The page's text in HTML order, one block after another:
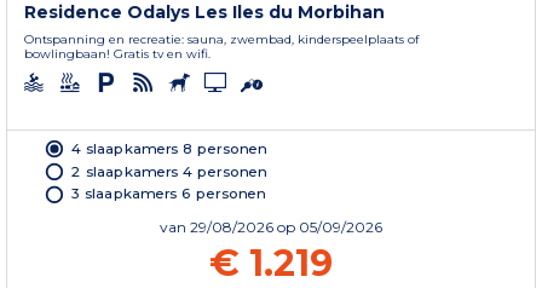
Residence Odalys Les Iles du Morbihan
Ontspanning en recreatie: sauna, zwembad, kinderspeelplaats of
bowlingbaan! Gratis tv en wifi.
4 slaapkamers 8 personen
2 slaapkamers 4 personen
3 slaapkamers 6 personen
van 29/08/2026 op 05/09/2026
€ 1.219